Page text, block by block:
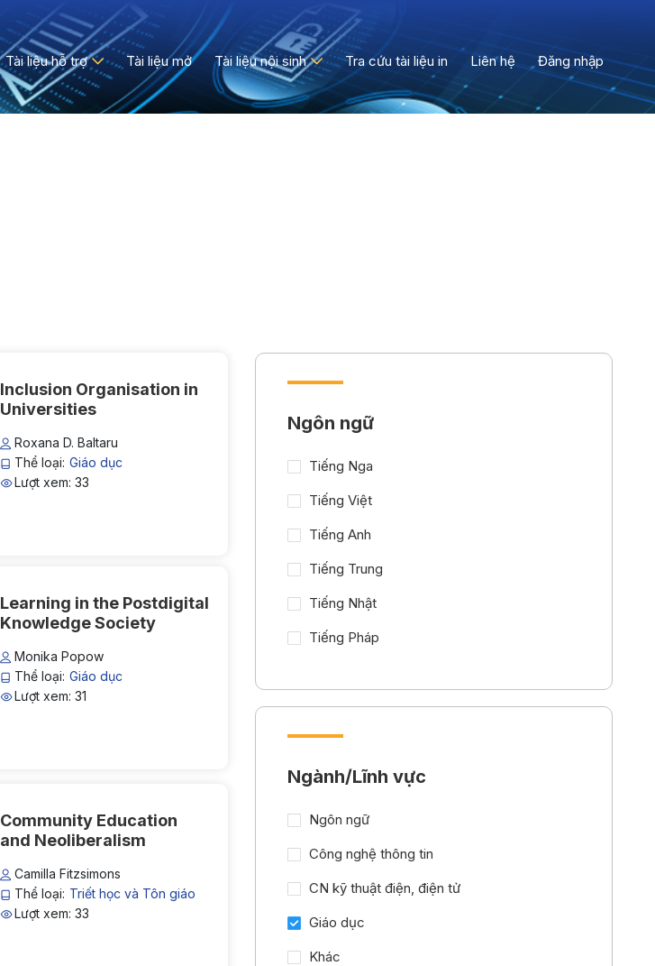
Tài liệu hỗ trợ Tài liệu mở Tài liệu nội sinh Tra cứu tài liệu in Liên hệ Đăng nhập
Inclusion Organisation in
Universities
Roxana D. Baltaru
Thể loại: Giáo dục
Lượt xem: 33
Learning in the Postdigital
Knowledge Society
Monika Popow
Thể loại: Giáo dục
Lượt xem: 31
Community Education
and Neoliberalism
Camilla Fitzsimons
Thể loại: Triết học và Tôn giáo
Lượt xem: 33
Ngôn ngữ
Tiếng Nga
Tiếng Việt
Tiếng Anh
Tiếng Trung
Tiếng Nhật
Tiếng Pháp
Ngành/Lĩnh vực
Ngôn ngữ
Công nghệ thông tin
CN kỹ thuật điện, điện tử
Giáo dục
Khác